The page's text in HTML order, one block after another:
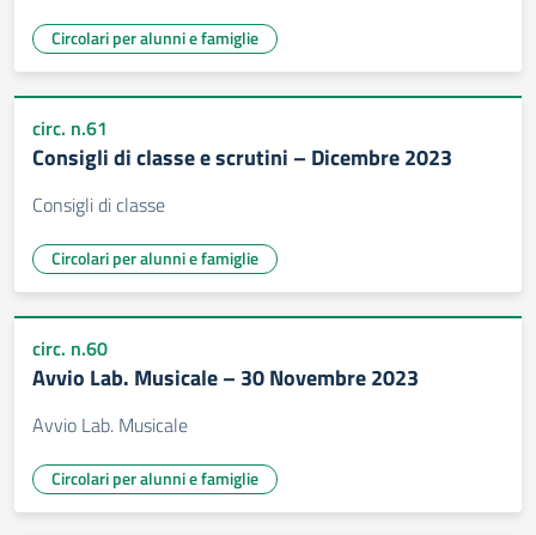
Circolari per alunni e famiglie
circ. n.61
Consigli di classe e scrutini – Dicembre 2023
Consigli di classe
Circolari per alunni e famiglie
circ. n.60
Avvio Lab. Musicale – 30 Novembre 2023
Avvio Lab. Musicale
Circolari per alunni e famiglie